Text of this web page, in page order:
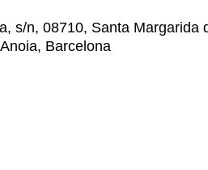
s/n, 08710, Santa Margarida
Barcelona